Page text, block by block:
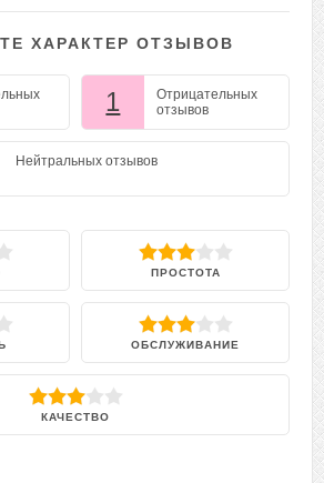
ХАРАКТЕР ОТЗЫВОВ
1
Отрицательных
отзывов
Нейтральных отзывов
ПРОСТОТА
ОБСЛУЖИВАНИЕ
КАЧЕСТВО